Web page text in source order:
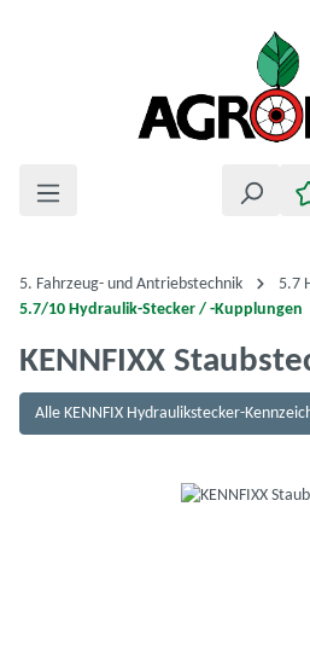
5. Fahrzeug- und Antriebstechnik
5.7
5.7/10 Hydraulik-Stecker / -Kupplungen
KENNFIXX
Alle KENNFIX Hydraulikstecker-
Bildergalerie überspringen